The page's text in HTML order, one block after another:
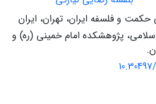
و فلسفه ایران، تهران، ایران
پژوهشکده امام خمینی (ره) و